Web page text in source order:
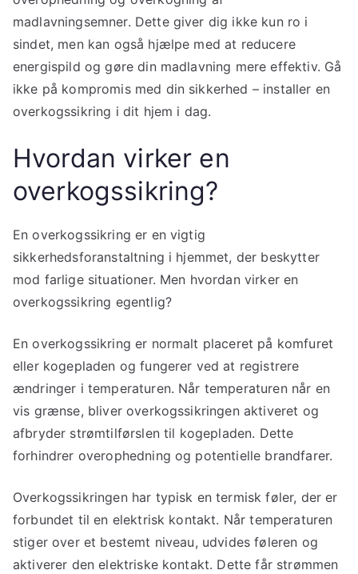
madlavningsemner. Dette giver dig ikke kun ro i
sindet, men kan også hjælpe med at reducere
energispild og gøre din madlavning mere effektiv. Gå
ikke på kompromis med din sikkerhed – installer en
overkogssikring i dit hjem i dag.
Hvordan virker en
overkogssikring?
En overkogssikring er en vigtig
sikkerhedsforanstaltning i hjemmet, der beskytter
mod farlige situationer. Men hvordan virker en
overkogssikring egentlig?
En overkogssikring er normalt placeret på komfuret
eller kogepladen og fungerer ved at registrere
ændringer i temperaturen. Når temperaturen når en
vis grænse, bliver overkogssikringen aktiveret og
afbryder strømtilførslen til kogepladen. Dette
forhindrer overophedning og potentielle brandfarer.
Overkogssikringen har typisk en termisk føler, der er
forbundet til en elektrisk kontakt. Når temperaturen
stiger over et bestemt niveau, udvides føleren og
aktiverer den elektriske kontakt. Dette får strømmen